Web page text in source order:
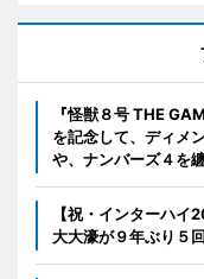
『怪獣８号 THE
を記念して、ディメ
や、ナンバーズ４を
【祝・インターハ
大大濠が９年ぶり５